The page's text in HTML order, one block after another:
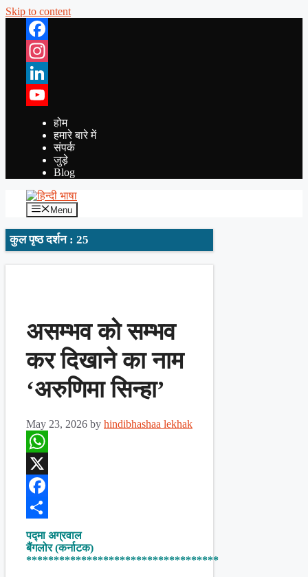
Skip to content
Facebook
Instagram
LinkedIn
YouTube
होम
हमारे बारे में
संपर्क
जुड़े
Blog
Menu
कुल पृष्ठ दर्शन : 25
असम्भव को सम्भव
कर दिखाने का नाम
‘अरुणिमा सिन्हा’
May 23, 2026 by hindibhashaa lekhak
WhatsApp
X
Facebook
Share
पद्मा अग्रवाल
बैंगलोर (कर्नाटक)
***********************************